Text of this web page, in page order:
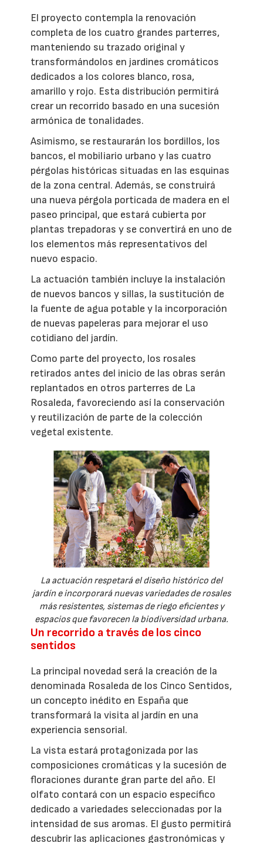
El proyecto contempla la renovación
completa de los cuatro grandes parterres,
manteniendo su trazado original y
transformándolos en jardines cromáticos
dedicados a los colores blanco, rosa,
amarillo y rojo. Esta distribución permitirá
crear un recorrido basado en una sucesión
armónica de tonalidades.
Asimismo, se restaurarán los bordillos, los
bancos, el mobiliario urbano y las cuatro
pérgolas históricas situadas en las esquinas
de la zona central. Además, se construirá
una nueva pérgola porticada de madera en el
paseo principal, que estará cubierta por
plantas trepadoras y se convertirá en uno de
los elementos más representativos del
nuevo espacio.
La actuación también incluye la instalación
de nuevos bancos y sillas, la sustitución de
la fuente de agua potable y la incorporación
de nuevas papeleras para mejorar el uso
cotidiano del jardín.
Como parte del proyecto, los rosales
retirados antes del inicio de las obras serán
replantados en otros parterres de La
Rosaleda, favoreciendo así la conservación
y reutilización de parte de la colección
vegetal existente.
La actuación respetará el diseño histórico del
jardín e incorporará nuevas variedades de rosales
más resistentes, sistemas de riego eficientes y
espacios que favorecen la biodiversidad urbana.
Un recorrido a través de los cinco
sentidos
La principal novedad será la creación de la
denominada Rosaleda de los Cinco Sentidos,
un concepto inédito en España que
transformará la visita al jardín en una
experiencia sensorial.
La vista estará protagonizada por las
composiciones cromáticas y la sucesión de
floraciones durante gran parte del año. El
olfato contará con un espacio específico
dedicado a variedades seleccionadas por la
intensidad de sus aromas. El gusto permitirá
descubrir las aplicaciones gastronómicas y